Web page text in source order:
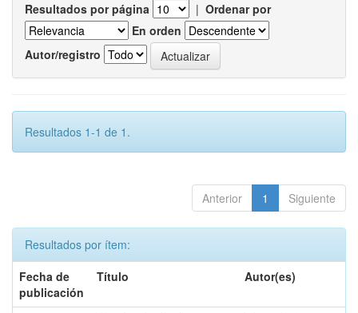
Resultados por página | Ordenar por
En orden
Autor/registro
Resultados 1-1 de 1.
Anterior 1 Siguiente
Resultados por ítem:
Fecha de
publicación
Título Autor(es)